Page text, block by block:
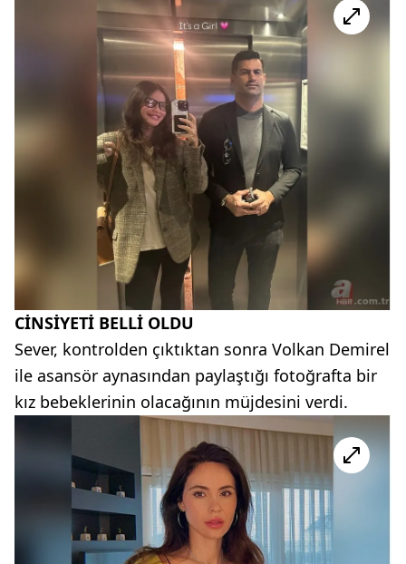
CİNSİYETİ BELLİ OLDU
Sever, kontrolden çıktıktan sonra Volkan Demirel
ile asansör aynasından paylaştığı fotoğrafta bir
kız bebeklerinin olacağının müjdesini verdi.